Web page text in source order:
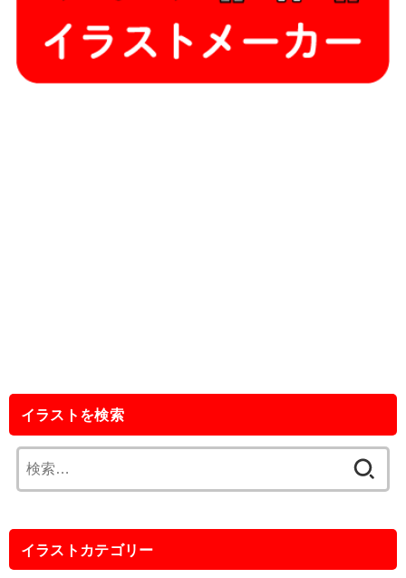
イラストを検索
索:
イラストカテゴリー